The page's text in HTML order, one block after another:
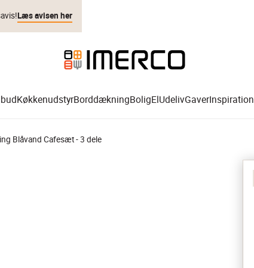
Læs avisen her
KøkkenudstyrBorddækningBoligElUdelivGaverInspiration
Blåvand Cafesæt - 3 dele